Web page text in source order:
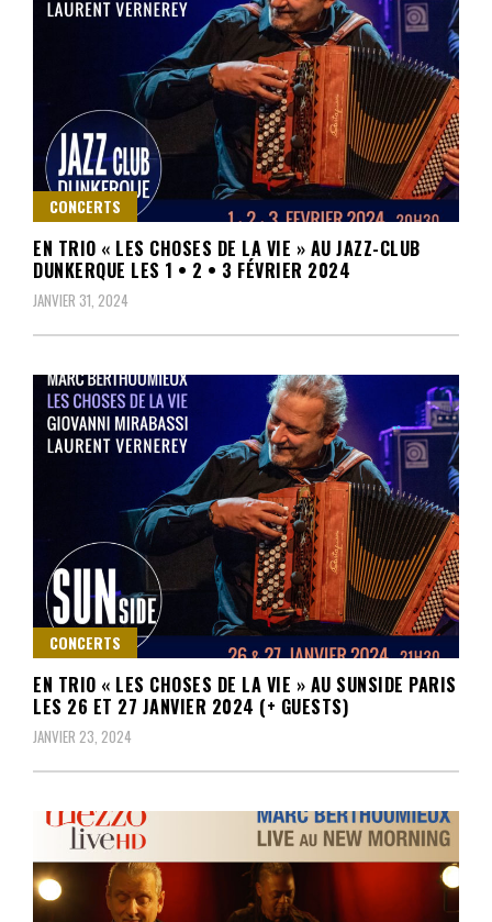
CONCERTS
EN TRIO « LES CHOSES DE LA VIE » AU JAZZ-CLUB
DUNKERQUE LES 1 • 2 • 3 FÉVRIER 2024
JANVIER 31, 2024
CONCERTS
EN TRIO « LES CHOSES DE LA VIE » AU SUNSIDE PARIS
LES 26 ET 27 JANVIER 2024 (+ GUESTS)
JANVIER 23, 2024